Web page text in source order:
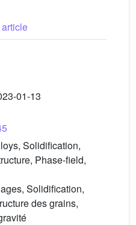
01-13
Solidification,
Phase-field,
Solidification,
des grains,